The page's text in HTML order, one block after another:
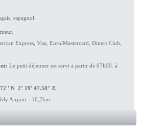
espagnol.
Express, Visa, Euro/Mastercard, Diners Club,
Le petit déjeuner est servi à partir de 07h00. à
N 2° 19' 47.58'' E
Airport - 16,2km.